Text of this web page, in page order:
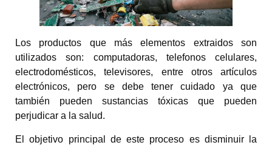
Los productos que más elementos extraidos son
utilizados son: computadoras, telefonos celulares,
electrodomésticos, televisores, entre otros artículos
electrónicos, pero se debe tener cuidado ya que
también pueden sustancias tóxicas que pueden
perjudicar a la salud.
El objetivo principal de este proceso es disminuir la